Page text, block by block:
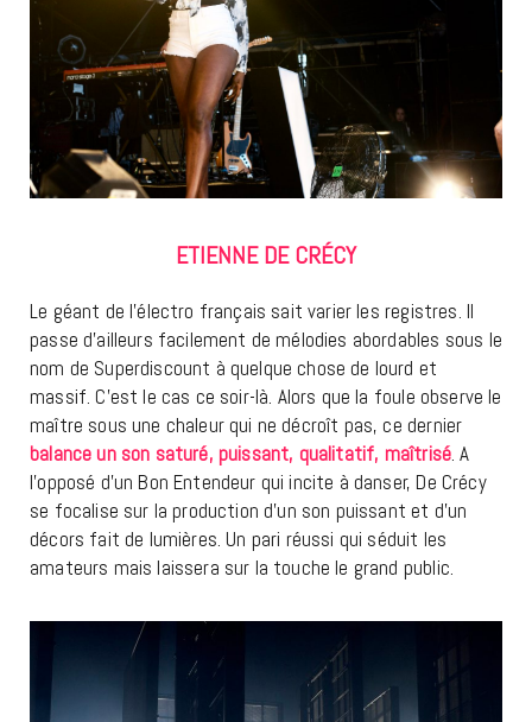
ETIENNE DE CRÉCY
Le géant de l’électro français sait varier les registres. Il
passe d’ailleurs facilement de mélodies abordables sous le
nom de Superdiscount à quelque chose de lourd et
massif. C’est le cas ce soir-là. Alors que la foule observe le
maître sous une chaleur qui ne décroît pas, ce dernier
balance un son saturé, puissant, qualitatif, maîtrisé. A
l’opposé d’un Bon Entendeur qui incite à danser, De Crécy
se focalise sur la production d’un son puissant et d’un
décors fait de lumières. Un pari réussi qui séduit les
amateurs mais laissera sur la touche le grand public.